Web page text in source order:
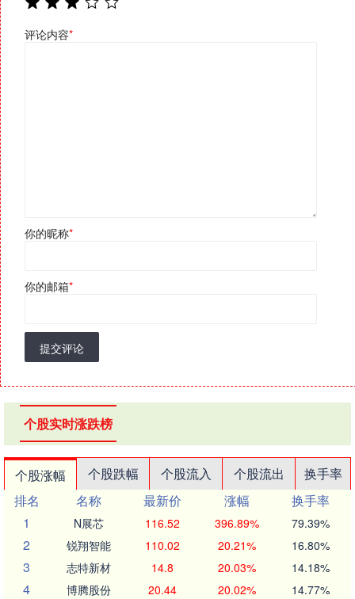
评论内容*
你的昵称*
你的邮箱*
提交评论
个股实时涨跌榜
个股涨幅 个股跌幅 个股流入 个股流出
换手率
排名
名称 最新价 涨幅
换手率
1
N展芯 116.52 396.89% 79.39%
2 锐翔智能 110.02 20.21% 16.80%
3 志特新材 14.8 20.03% 14.18%
4 博腾股份 20.44 20.02% 14.77%